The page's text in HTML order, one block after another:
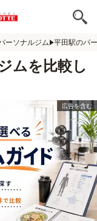
ーソナルジム 平田駅のパ
ムを比較し